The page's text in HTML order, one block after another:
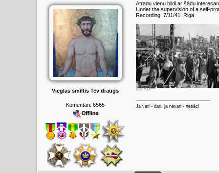
Vieglas smiltis Tev draugs
Komentāri: 6565
Atradu vienu bildi ar šādu
Under the supervision of a self-
Recording: 7/11/41, Riga
Ja vari - dari, ja nevari - nesāc!